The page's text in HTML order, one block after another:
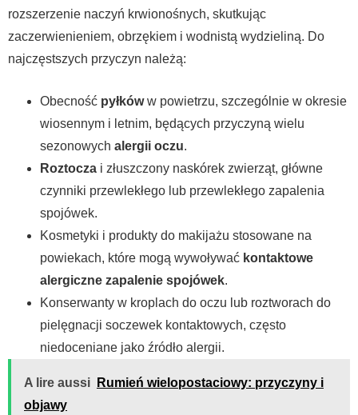
rozszerzenie naczyń krwionośnych, skutkując
zaczerwienieniem, obrzękiem i wodnistą wydzieliną. Do
najczęstszych przyczyn należą:
Obecność pyłkóww powietrzu, szczególnie w okresie
wiosennym i letnim, będących przyczyną wielu
sezonowych alergii oczu.
Roztocza i złuszczony naskórek zwierząt, główne
czynniki przewlekłego lub przewlekłego zapalenia
spojówek.
Kosmetyki i produkty do makijażu stosowane na
powiekach, które mogą wywoływać kontaktowe
alergiczne zapalenie spojówek.
Konserwanty w kroplach do oczu lub roztworach do
pielęgnacji soczewek kontaktowych, często
niedoceniane jako źródło alergii.
A lire aussi
Rumień wielopostaciowy: przyczyny i
objawy